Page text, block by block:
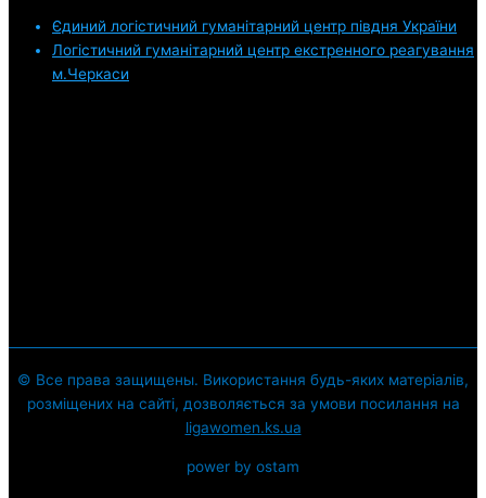
Єдиний логістичний гуманітарний центр півдня України
Логістичний гуманітарний центр екстренного реагування
м.Черкаси
© Все права защищены. Використання будь-яких матеріалів,
розміщених на сайті, дозволяється за умови посилання на
ligawomen.ks.ua
power by ostam